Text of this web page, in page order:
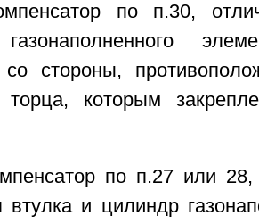
по п.30,
стороны,
торца, которым
по п.27 или
втулка и цилиндр